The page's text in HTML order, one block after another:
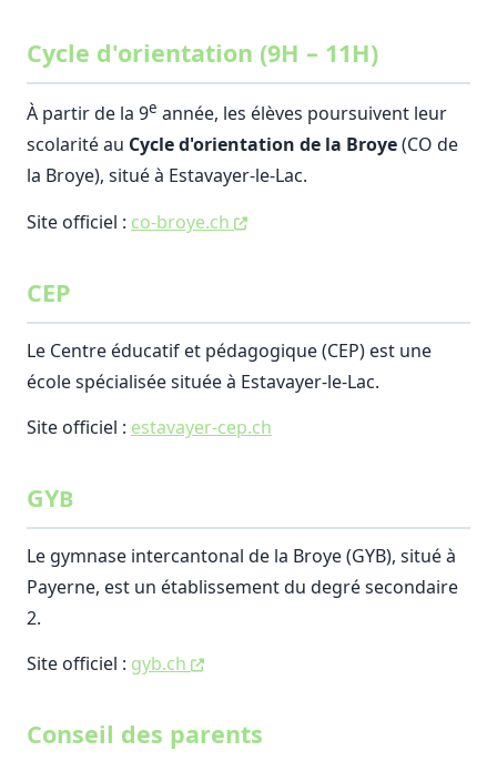
Cycle d'orientation (9H – 11H)
À partir de la 9e année, les élèves poursuivent leur
scolarité au Cycle d'orientation de la Broye(CO de
la Broye), situé à Estavayer-le-Lac.
Site officiel : co-broye.ch
CEP
Le Centre éducatif et pédagogique (CEP) est une
école spécialisée située à Estavayer-le-Lac.
Site officiel : estavayer-cep.ch
GYB
Le gymnase intercantonal de la Broye (GYB), situé à
Payerne, est un établissement du degré secondaire
2.
Site officiel : gyb.ch
Conseil des parents